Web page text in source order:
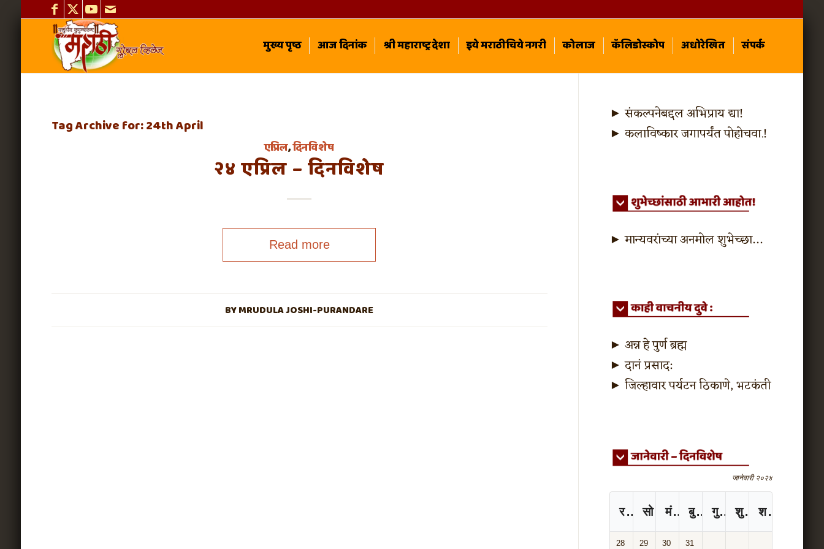
मुख्य पृष्ठ आज दिनांक श्री महाराष्ट्र देशा इये मराठीचिये नगरी कोलाज कॅलिडोस्कोप अधोरेखित संपर्क
Tag Archive for:24th April
एप्रिल,दिनविशेष
२४ एप्रिल – दिनविशेष
Read more
BYMRUDULA JOSHI-PURANDARE
► संकल्पनेबद्दल अभिप्राय द्या!
► कलाविष्कार जगापर्यंत पोहोचवा.!
► मान्यवरांच्या अनमोल शुभेच्छा…
► अन्न हे पुर्ण ब्रह्म
►दानं प्रसाद:
► जिल्हावार पर्यटन ठिकाणे, भटकंती
रविवार सोमवार मंगळवार बुधवार गुरुवार शुक्रवार शनिवार
जानेवारी २०२४
28 29 30 31